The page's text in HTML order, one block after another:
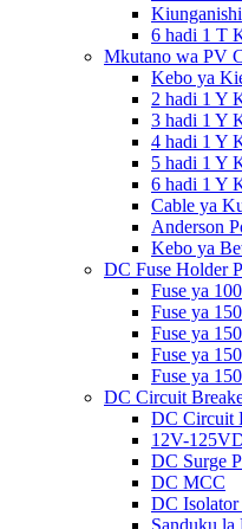
6 hadi 1 T
Mkutano wa PV
Kebo ya
2 hadi 1 Y
3 hadi 1 Y
4 hadi 1 Y
5 hadi 1 Y
6 hadi 1 Y
Cable ya
Anderson
Kebo ya
DC Fuse Holder
Fuse ya
Fuse ya
Fuse ya
Fuse ya
Fuse ya
DC Circuit
DC Circuit
12V-
DC Surge
DC MCC
DC
Sanduku la